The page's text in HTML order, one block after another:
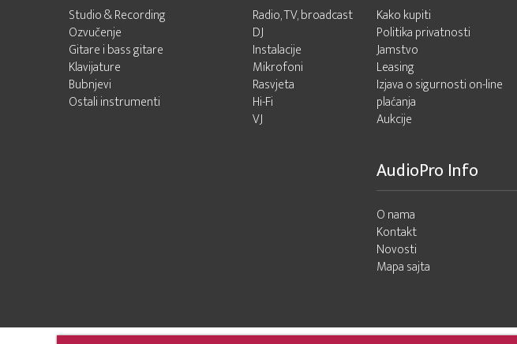
Studio & Recording
Ozvučenje
Gitare i bass gitare
Klavijature
Bubnjevi
Ostali instrumenti
Radio, TV, broadcast
DJ
Instalacije
Mikrofoni
Rasvjeta
Hi-Fi
VJ
Kako kupiti
Politika privatnosti
Jamstvo
Leasing
Izjava o sigurnosti on-line
plaćanja
Aukcije
AudioPro Info
O nama
Kontakt
Novosti
Mapa sajta